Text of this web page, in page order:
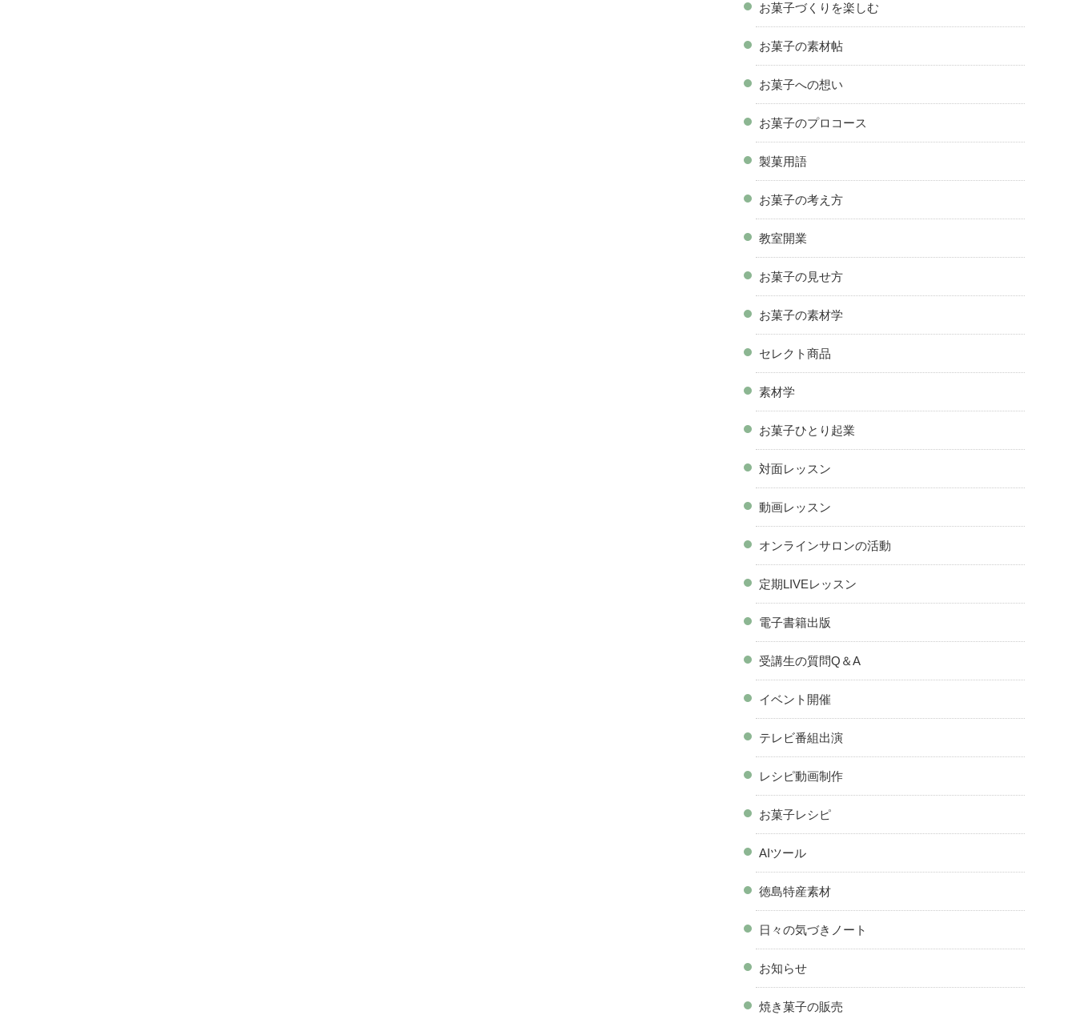
お菓子づくりを楽しむ
お菓子の素材帖
お菓子への想い
お菓子のプロコース
製菓用語
お菓子の考え方
教室開業
お菓子の見せ方
お菓子の素材学
セレクト商品
素材学
お菓子ひとり起業
対面レッスン
動画レッスン
オンラインサロンの活動
定期LIVEレッスン
電子書籍出版
受講生の質問Q＆A
イベント開催
テレビ番組出演
レシピ動画制作
お菓子レシピ
AIツール
徳島特産素材
日々の気づきノート
お知らせ
焼き菓子の販売